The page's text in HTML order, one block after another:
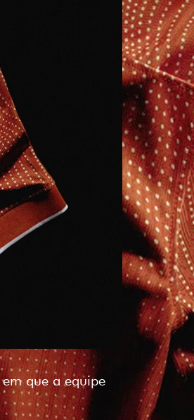
que a equipe